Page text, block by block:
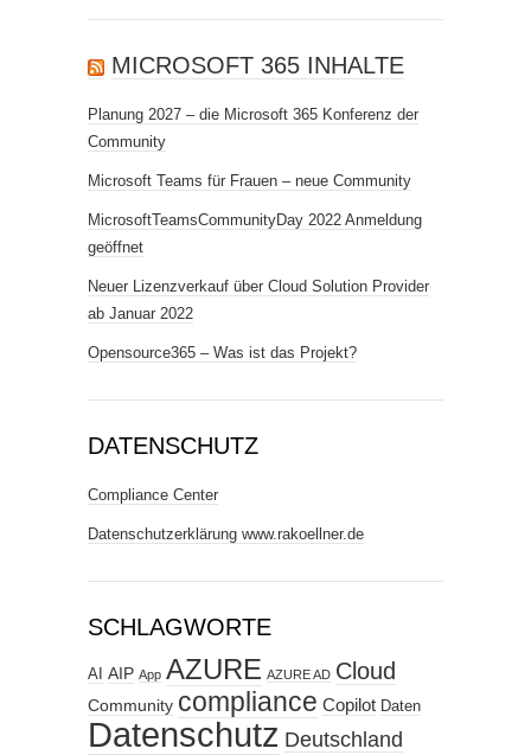
MICROSOFT 365 INHALTE
Planung 2027 – die Microsoft 365 Konferenz der
Community
Microsoft Teams für Frauen – neue Community
MicrosoftTeamsCommunityDay 2022 Anmeldung
geöffnet
Neuer Lizenzverkauf über Cloud Solution Provider
ab Januar 2022
Opensource365 – Was ist das Projekt?
DATENSCHUTZ
Compliance Center
Datenschutzerklärung www.rakoellner.de
SCHLAGWORTE
AI AIP App AZURE AZURE AD Cloud
Community compliance Copilot Daten
Datenschutz Deutschland